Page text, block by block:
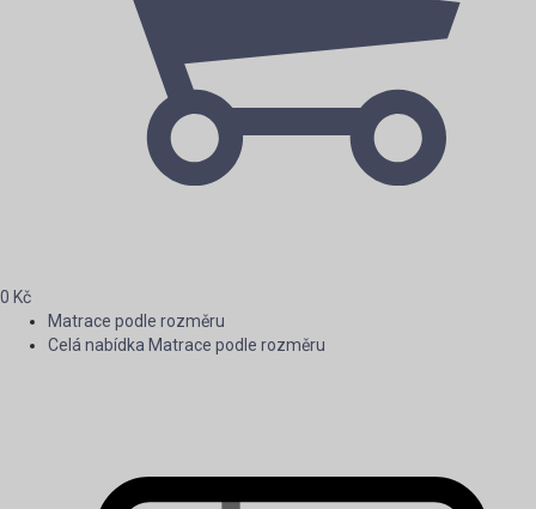
0 Kč
Matrace podle rozměru
Celá nabídka Matrace podle rozměru